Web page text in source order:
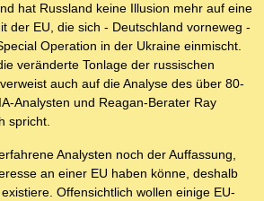
hat Russland keine Illusion mehr auf eine
der EU, die sich - Deutschland vorneweg -
Operation in der Ukraine einmischt.
veränderte Tonlage der russischen
auch auf die Analyse des über 80-
Analysten und Reagan-Berater Ray
spricht.
Analysten noch der Auffassung,
an einer EU haben könne, deshalb
Offensichtlich wollen einige EU-